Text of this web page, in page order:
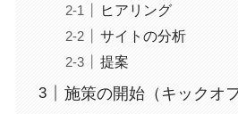
ヒアリング
サイトの分析
提案
施策の開始（キックオフ